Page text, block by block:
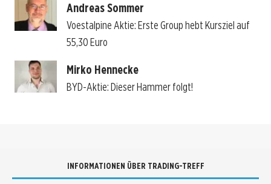
Andreas Sommer
Voestalpine Aktie: Erste Group hebt Kursziel auf
55,30 Euro
Mirko Hennecke
BYD-Aktie: Dieser Hammer folgt!
INFORMATIONEN ÜBER TRADING-TREFF